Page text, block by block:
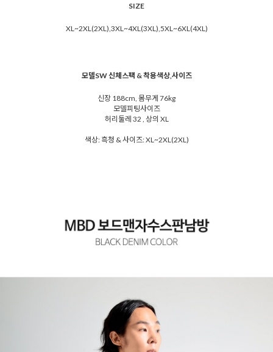
SIZE
XL~2XL(2XL),3XL~4XL(3XL),5XL~6XL(4XL)
모델SW 신체스팩 & 착용색상,사이즈
신장 188cm, 몸무게 76kg
모델피팅사이즈
허리둘레 32 , 상의 XL
색상: 흑청 & 사이즈: XL~2XL(2XL)